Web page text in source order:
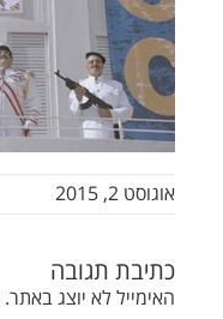
אוגוסט 2, 2015
כתיבת תגובה
האימייל לא יוצג באתר.